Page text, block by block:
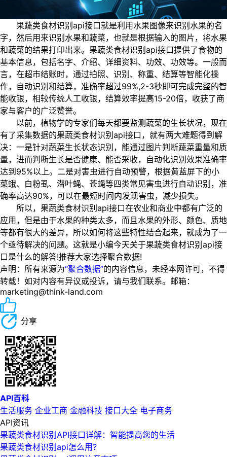
果蔬类食材识别api接口就是利用水果图像来识别水果的名
字，然后用来识别水果和蔬菜，也就是根据输入的图片，将水果
和蔬菜的结果打印出来。果蔬类食材识别api接口提供了食物的
基本信息，包括名字、介绍、详细资料、功效、功效等。一般而
言，在超市结账时，通过拍照、识别、称重、结算等智能化操
作，自动识别和结算，准确率超过99%,2-3秒即可完成完整的智
能收银，相较传统人工收银，结算效率提高15-20倍，收获了商
家与客户的广泛赞誉。
以前，植物学的专家们每天都要监测蔬菜的生长状况，现在
有了采集数据的果蔬类食材识别api接口，就有两大难题得到解
决：一是针对蔬菜生长状态识别，能通过图片判断蔬菜重量和质
量，进而判断生长是否健康、能否采收，自动化识别效果准确率
达到95%以上。二是对害虫进行自动预警，根据黄蓝屏下的小
菜蛾、白粉虱、潜叶蝇、苍蝇等四类常见害虫进行自动识别，准
确率高达90%，可以在最短时间内发现害虫，减少损失。
所以，果蔬类食材识别api接口在农业和商业中都有广泛的
应用，但是由于水果的种类太多，而且水果的外形、颜色、质地
等都有很大的差异，所以如何将这些特性结合起来，就成为了一
个亟待解决的问题。这就是小编今天关于果蔬类食材识别api接
口是什么的解答!推荐大家选择聚合数据!
声明：所有来源为“聚合数据”的内容信息，未经本网许可，不得
转载！如对内容有异议或投诉，请与我们联系。邮箱：
marketing@think-land.com
分享
API百科
生活服务 企业工商 金融科技 接口大全 电子商务
API资讯
果蔬类食材识别API接口详解：智能提高您的生活
果蔬类食材识别api怎么用?